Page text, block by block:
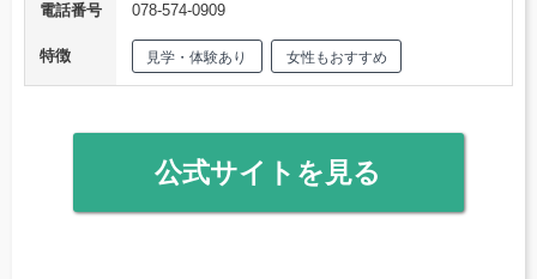
電話番号
078-574-0909
特徴 見学・体験あり 女性もおすすめ
公式サイトを見る